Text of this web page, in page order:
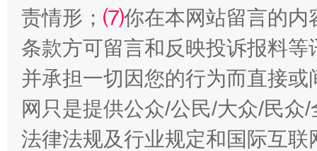
责情形； ⑺你在本网站留言的内
条款方可留言和反映投诉报料
并承担一切因您的行为而直接
网只是提供公众/公民/大众/民
法律法规及行业规定和国际互